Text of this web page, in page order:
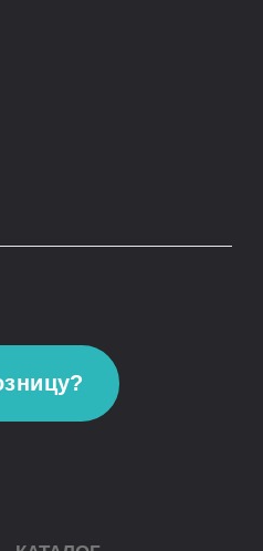
Разработка сайта